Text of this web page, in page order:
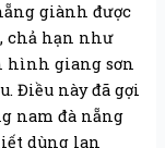
giành được
chả hạn như
hình giang sơn
Điều này đã gợi
nam đà nẵng
dùng lan